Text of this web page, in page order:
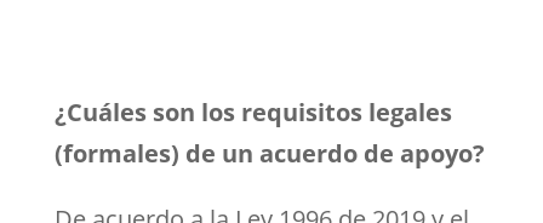
¿Cuáles son los requisitos legales
(formales) de un acuerdo de apoyo?